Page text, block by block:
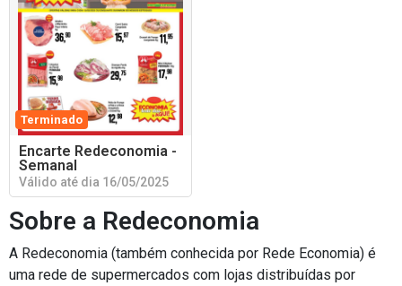
Terminado
Encarte Redeconomia -
Semanal
Válido até dia 16/05/2025
Sobre a Redeconomia
A Redeconomia (também conhecida por Rede Economia) é
uma rede de supermercados com lojas distribuídas por